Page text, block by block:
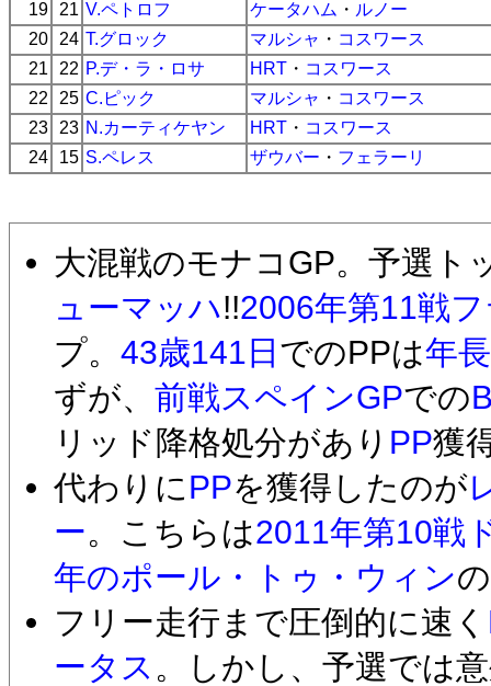
19
21 V.ペトロフ ケータハム ・ ルノー
20
24 T.グロック マルシャ ・ コスワース
21
22 P.デ・ラ・ロサ HRT ・ コスワース
22
25 C.ピック マルシャ ・ コスワース
23
23 N.カーティケヤン HRT ・ コスワース
24
15 S.ペレス ザウバー ・ フェラーリ
大混戦のモナコGP。予選ト
ューマッハ!!2006年第11戦
プ。 43歳141日でのPPは年
ずが、 前戦スペインGPでの
リッド降格処分があり PP獲
代わりに PPを獲得したのが
ー。こちらは2011年第10戦
年のポール・トゥ・ウィン
フリー走行まで圧倒的に速く
ータス 。しかし、予選では